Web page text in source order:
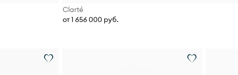
Clarté
от 1 656 000 руб.